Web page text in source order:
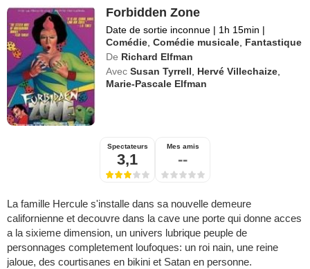
Forbidden Zone
Date de sortie inconnue | 1h 15min |
Comédie ,Comédie musicale Fantastique
De Richard Elfman
Avec Susan Tyrrell Hervé Villechaize
Marie-Pascale Elfman
Spectateurs
3,1
Mes amis
--
La famille Hercule s'installe dans sa nouvelle demeure
californienne et decouvre dans la cave une porte qui donne acces
a la sixieme dimension, un univers lubrique peuple de
personnages completement loufoques: un roi nain, une reine
jaloue, des courtisanes en bikini et Satan en personne.